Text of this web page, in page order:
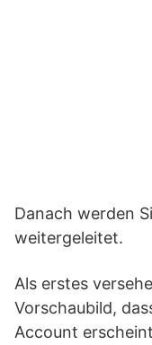
Danach werden
weitergeleitet.
Als erstes
Vorschaubild,
Account